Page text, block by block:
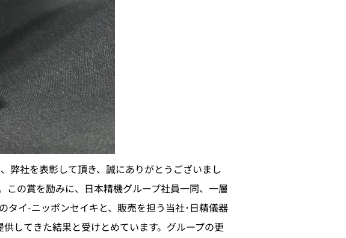
弊社を表彰して頂き、誠にありがとうございまし
の賞を励みに、日本精機グループ社員一同、一層
タイ-ニッポンセイキと、販売を担う当社･日精儀器
してきた結果と受けとめています。グループの更